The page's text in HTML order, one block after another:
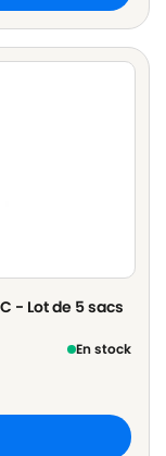
- Lot de 5 sacs
En stock